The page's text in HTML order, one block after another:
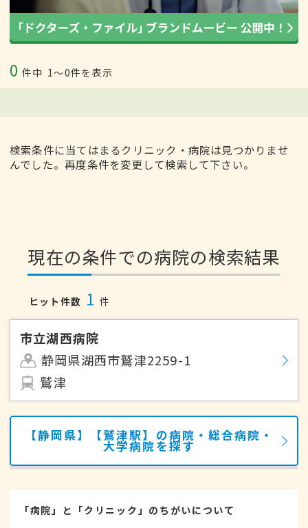
0 件中 1〜0件を表示
検索条件に当てはまるクリニック・病院は見つかりませ
んでした。再度条件を変更して検索して下さい。
現在の条件での病院の検索結果
ヒット件数 1 件
市立湖西病院
静岡県湖西市鷲津2259-1
鷲津
【静岡県】【鷲津駅】の病院・総合病院・
大学病院を探す
「病院」と「クリニック」のちがいについて